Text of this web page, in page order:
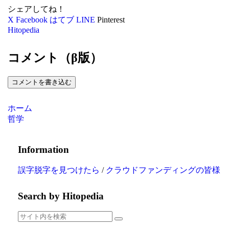
シェアしてね！
X Facebook はてブ LINE Pinterest
Hitopedia
コメント（β版）
コメントを書き込む
ホーム
哲学
Information
誤字脱字を見つけたら / クラウドファンディングの皆様
Search by Hitopedia